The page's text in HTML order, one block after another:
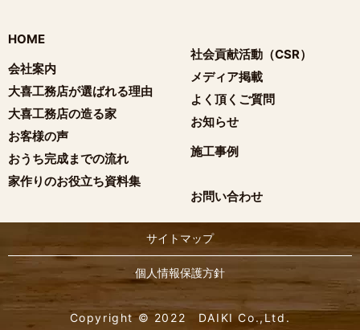
HOME
会社案内
大喜工務店が選ばれる理由
大喜工務店の造る家
お客様の声
おうち完成までの流れ
家作りのお役立ち資料集
社会貢献活動（CSR）
メディア掲載
よく頂くご質問
お知らせ
施工事例
お問い合わせ
サイトマップ
個人情報保護方針
Copyright © 2022 DAIKI Co.,Ltd.